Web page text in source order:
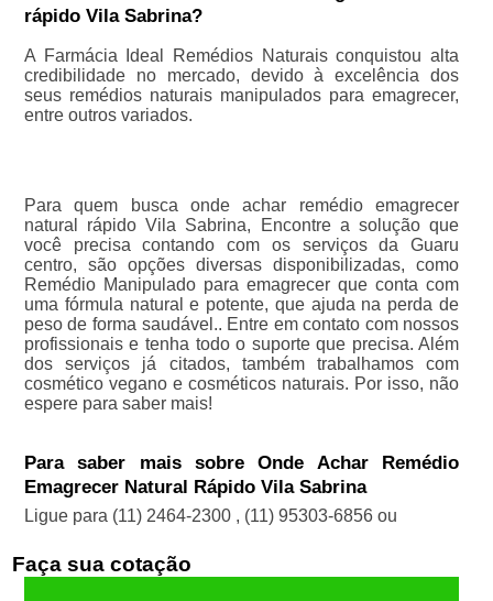
rápido Vila Sabrina?
A Farmácia Ideal Remédios Naturais conquistou alta
credibilidade no mercado, devido à excelência dos
seus remédios naturais manipulados para emagrecer,
entre outros variados.
Para quem busca onde achar remédio emagrecer
natural rápido Vila Sabrina, Encontre a solução que
você precisa contando com os serviços da Guaru
centro, são opções diversas disponibilizadas, como
Remédio Manipulado para emagrecer que conta com
uma fórmula natural e potente, que ajuda na perda de
peso de forma saudável.. Entre em contato com nossos
profissionais e tenha todo o suporte que precisa. Além
dos serviços já citados, também trabalhamos com
cosmético vegano e cosméticos naturais. Por isso, não
espere para saber mais!
Para saber mais sobre Onde Achar Remédio
Emagrecer Natural Rápido Vila Sabrina
Ligue para (11) 2464-2300 , (11) 95303-6856 ou
Faça sua cotação